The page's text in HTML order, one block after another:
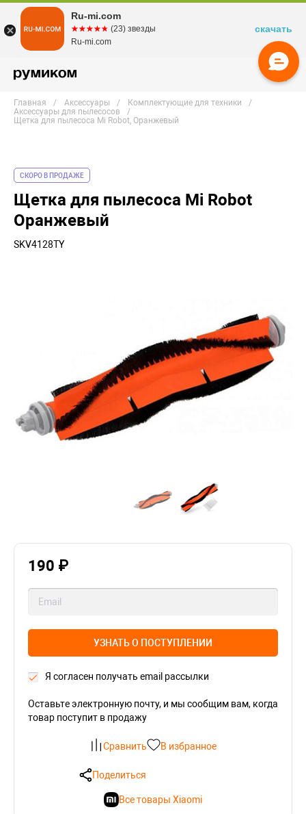
Главная Аксессуары
Комплектующие для техники
Аксессуары для пылесосов
Щетка для пылесоса Mi Robot, Оранжевый
СКОРО В ПРОДАЖЕ
Щетка для пылесоса Mi Robot
Оранжевый
SKV4128TY
190 ₽
УЗНАТЬ О ПОСТУПЛЕНИИ
Я согласен получать email рассылки
Оставьте электронную почту, и мы сообщим вам, когда
товар поступит в продажу
Сравнить В избранное
Поделиться
Все товары Xiaomi
Ru-mi.com
☆☆☆☆☆
★★★★★ (23) звезды
Ru-mi.com
скачать